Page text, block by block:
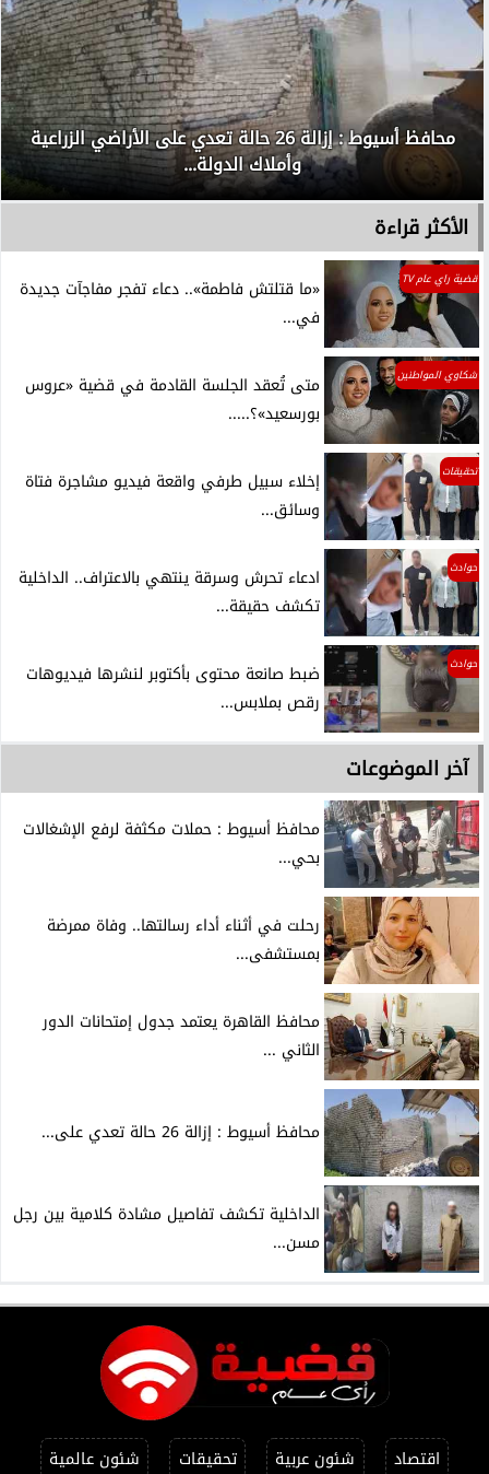
محافظ أسيوط : إزالة 26 حالة تعدي على الأراضي الزراعية
وأملاك الدولة...
الأكثر قراءة
قضية راي عام TV
«ما قتلتش فاطمة».. دعاء تفجر مفاجآت جديدة
في...
شكاوي المواطنين
متى تُعقد الجلسة القادمة في قضية «عروس
بورسعيد»؟.....
تحقيقات
إخلاء سبيل طرفي واقعة فيديو مشاجرة فتاة
وسائق...
حوادث
ادعاء تحرش وسرقة ينتهي بالاعتراف.. الداخلية
تكشف حقيقة...
حوادث
ضبط صانعة محتوى بأكتوبر لنشرها فيديوهات
رقص بملابس...
آخر الموضوعات
محافظ أسيوط : حملات مكثفة لرفع الإشغالات
بحي...
رحلت في أثناء أداء رسالتها.. وفاة ممرضة
بمستشفى...
محافظ القاهرة يعتمد جدول إمتحانات الدور
الثاني ...
محافظ أسيوط : إزالة 26 حالة تعدي على...
الداخلية تكشف تفاصيل مشادة كلامية بين رجل
مسن...
اقتصاد شئون عربية تحقيقات شئون عالمية